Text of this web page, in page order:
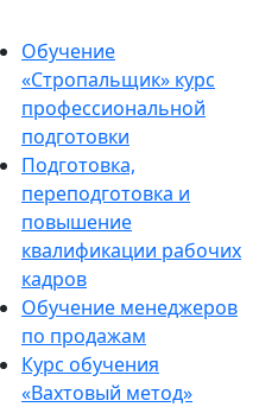
Обучение
«Стропальщик» курс
профессиональной
подготовки
Подготовка,
переподготовка и
повышение
квалификации рабочих
кадров
Обучение менеджеров
по продажам
Курс обучения
«Вахтовый метод»